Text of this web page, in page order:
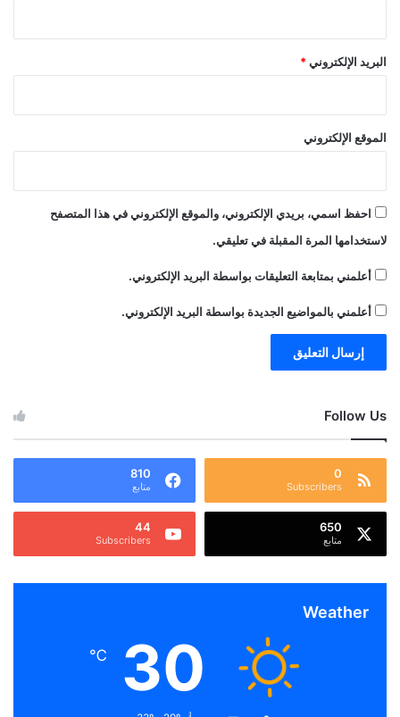
البريد الإلكتروني*
الموقع الإلكتروني
احفظ اسمي، بريدي الإلكتروني، والموقع الإلكتروني في هذا المتصفح
لاستخدامها المرة المقبلة في تعليقي.
أعلمني بمتابعة التعليقات بواسطة البريد الإلكتروني.
أعلمني بالمواضيع الجديدة بواسطة البريد الإلكتروني.
Follow Us
0
Subscribers
810
متابع
650
متابع
44
Subscribers
Weather
30
℃